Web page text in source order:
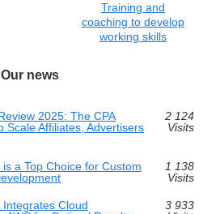
Training and
coaching to develop
working skills
Our news
2025: The CPA
Scale Affiliates, Advertisers
2 124
Visits
a Top Choice for Custom
1 138
Visits
Integrates Cloud
3 933